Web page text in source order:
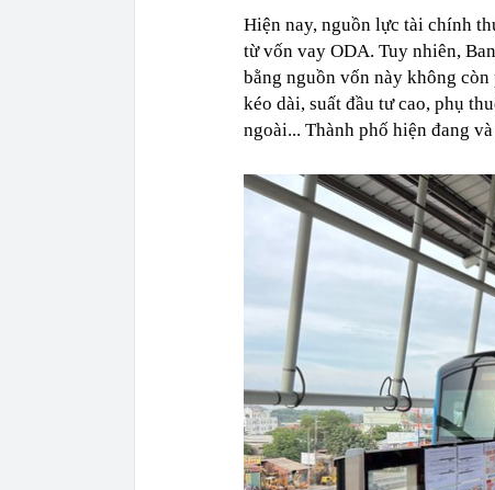
Hiện nay, nguồn lực tài chính
từ vốn vay ODA. Tuy nhiên,
bằng nguồn vốn này không
kéo dài, suất đầu tư cao, phụ
ngoài... Thành phố hiện đang